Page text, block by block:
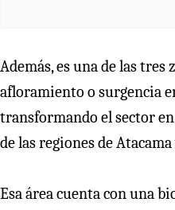
Además, es una de las
afloramiento o surgencia
transformando el sector
de las regiones de
Esa área cuenta con una